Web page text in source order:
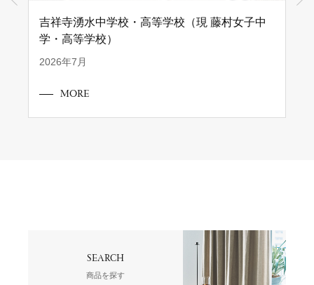
吉祥寺湧水中学校・高等学校（現 藤村女子中
学・高等学校）
2026年7月
MORE
SEARCH
商品を探す